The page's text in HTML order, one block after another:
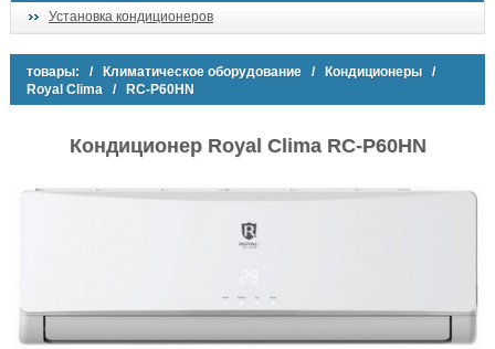
Установка кондиционеров
товары: / Климатическое оборудование / Кондиционеры /
Royal Clima / RC-P60HN
Кондиционер Royal Clima RC-P60HN